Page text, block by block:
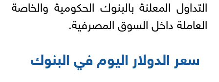
التداول المعلنة بالبنوك الحكومية والخاصة
العاملة داخل السوق المصرفية.
سعر الدولار اليوم في البنوك